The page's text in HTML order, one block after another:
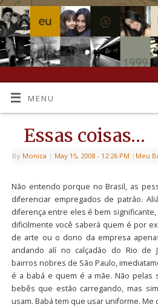
MENU
Essas coisas…
By Monica | May 15, 2008 - 12:26 PM | Meu
Não entendo porque no Brasil, as
diferenciar empregados de patrão.
diferença entre eles é bem
dificilmente você saberá quem é por
de arte ou o dono da empresa
andando alí no calçadão do Rio de
bairros nobres de São Paulo,
é a babá e quem é a mãe. Não pelas
bebês que estão carregando, mas
usam. Babá tem que usar uniforme. Me